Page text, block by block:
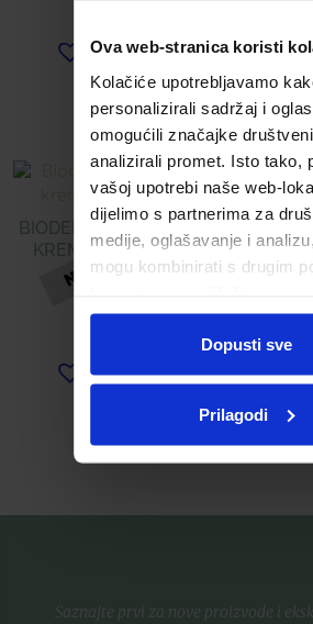
Ova web-stranica koristi
Kolačiće upotrebljavamo
personalizirali sadržaj i
omogućili značajke
analizirali promet. Isto tako,
vašoj upotrebi naše web-
dijelimo s partnerima za
medije, oglašavanje i
mogu kombinirati s drugim
ste upotrebljavali njihove
Dopusti sve
Prilagodi
Dodaj u listu želja
Pročitaj više
BIODERMA PHOTODERM
KREMA SPF50+ 40 ML
Dodaj u listu želja
Pročitaj više
Saznajte prvi za nove proizvode i